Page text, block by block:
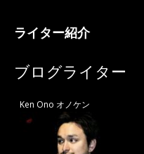
ライター紹介
ブログライター
Ken Ono オノケン